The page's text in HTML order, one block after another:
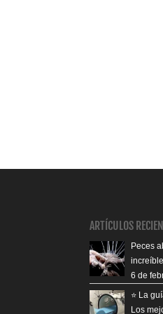
ARTÍCULOS
Peces
6 de
⭐️ La
Los